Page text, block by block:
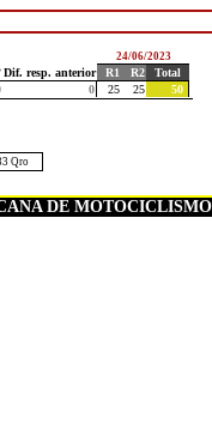
24/06/2023
Dif. resp. anterior R1 R2
Total
0 25 25 50
Qro
DE